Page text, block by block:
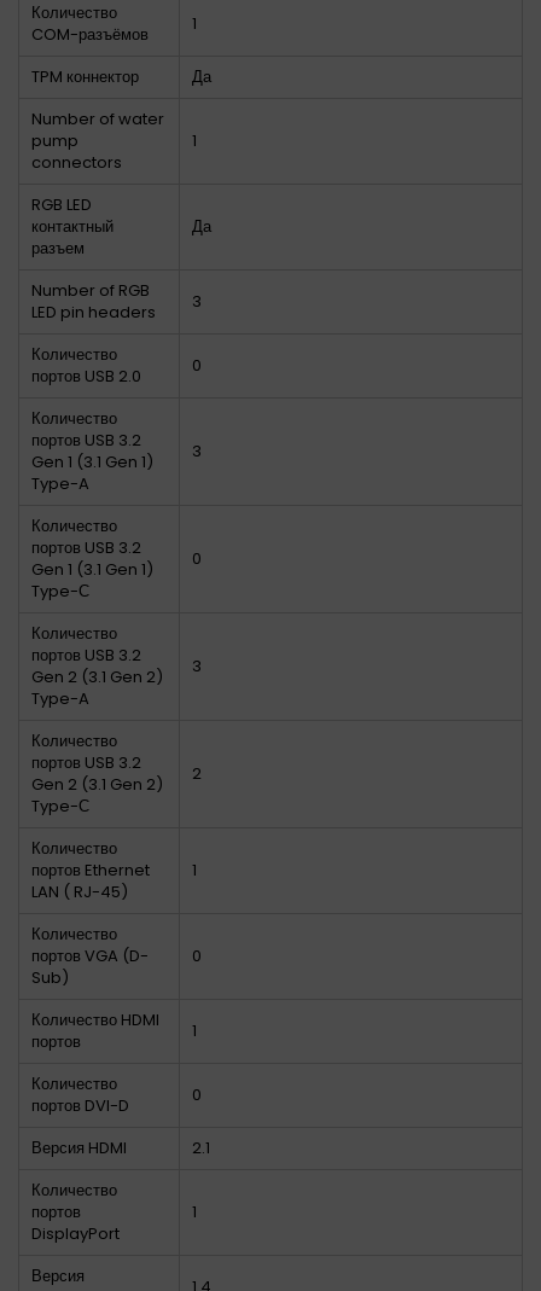
Количество
COM-разъёмов
1
TPM коннектор
Да
Number of water
pump
connectors
1
RGB LED
контактный
разъем
Да
Number of RGB
LED pin headers
3
Количество
портов USB 2.0
0
Количество
портов USB 3.2
Gen 1 (3.1 Gen 1)
Type-A
3
Количество
портов USB 3.2
Gen 1 (3.1 Gen 1)
Type-С
0
Количество
портов USB 3.2
Gen 2 (3.1 Gen 2)
Type-A
3
Количество
портов USB 3.2
Gen 2 (3.1 Gen 2)
Type-С
2
Количество
портов Ethernet
LAN ( RJ-45)
1
Количество
портов VGA (D-
Sub)
0
Количество HDMI
портов
1
Количество
портов DVI-D
0
Версия HDMI
2.1
Количество
портов
DisplayPort
1
Версия